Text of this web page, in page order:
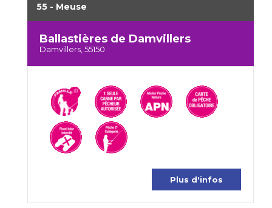
55 - Meuse
Ballastières de Damvillers
Damvillers, 55150
Plus d'infos